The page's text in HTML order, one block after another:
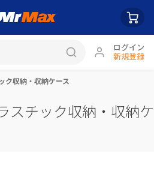
ログイン
新規登録
ク収納・収納ケース
スチック収納・収納ケ